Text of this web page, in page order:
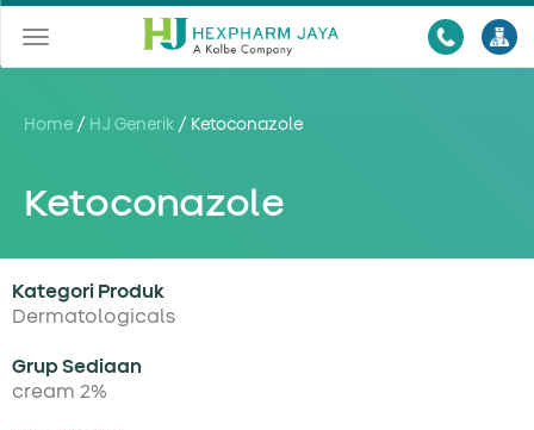
Toggle
navigation
Home / HJ Generik / Ketoconazole
Ketoconazole
Kategori Produk
Dermatologicals
Grup Sediaan
cream 2%